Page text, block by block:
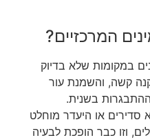
המרכזיים?
במקומות שלא בדיוק
קשה, והשמנת עור
בשנית.
סדירים או היעדר מוחלט
וזו כבר הופכת לבעיה